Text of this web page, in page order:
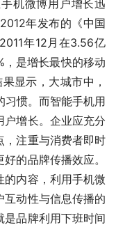
机微博用户增长迅
年发布的《中国
年12月在3.56亿
是增长最快的移动
显示，大城市中，
习惯。而智能手机用
户增长。企业应充分
，注重与消费者即时
的品牌传播效应。
的内容，利用手机微
互动性与信息传播的
是品牌利用下班时间